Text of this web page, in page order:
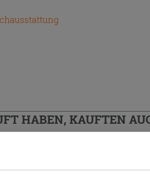
HABEN, KAUFTEN